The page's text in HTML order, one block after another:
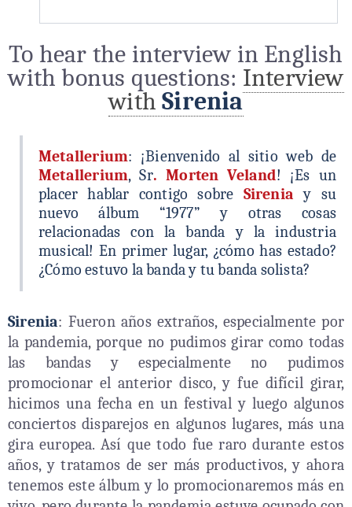
To hear the interview in English
with bonus questions: Interview
withSirenia
Metallerium: ¡Bienvenido al sitio web de
Metallerium, Sr. Morten Veland! ¡Es un
placer hablar contigo sobre Sirenia y su
nuevo álbum “1977” y otras cosas
relacionadas con la banda y la industria
musical! En primer lugar, ¿cómo has estado?
¿Cómo estuvo la banda y tu banda solista?
Sirenia: Fueron años extraños, especialmente por
la pandemia, porque no pudimos girar como todas
las bandas y especialmente no pudimos
promocionar el anterior disco, y fue difícil girar,
hicimos una fecha en un festival y luego algunos
conciertos disparejos en algunos lugares, más una
gira europea. Así que todo fue raro durante estos
años, y tratamos de ser más productivos, y ahora
tenemos este álbum y lo promocionaremos más en